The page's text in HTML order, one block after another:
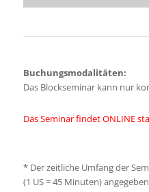
Buchungsmodalitäten:
Das Blockseminar kann nur
Das Seminar findet ONLINE
* Der zeitliche Umfang der
(1 US = 45 Minuten) angegeben